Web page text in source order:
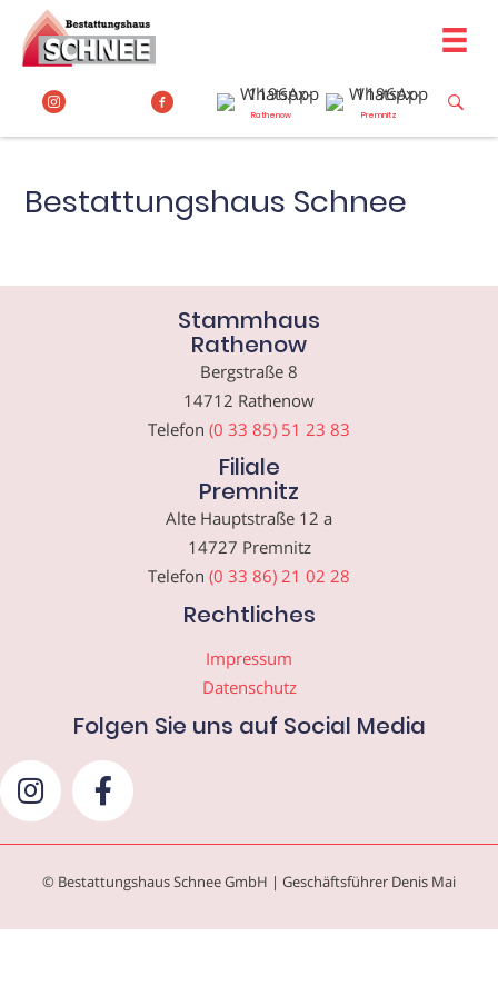
Inhalt
springen
Rathenow Premnitz
Bestattungshaus Schnee
Stammhaus
Rathenow
Bergstraße 8
14712 Rathenow
Telefon (0 33 85) 51 23 83
Filiale
Premnitz
Alte Hauptstraße 12 a
14727 Premnitz
Telefon (0 33 86) 21 02 28
Rechtliches
Impressum
Datenschutz
Folgen Sie uns auf Social Media
© Bestattungshaus Schnee GmbH | Geschäftsführer Denis Mai